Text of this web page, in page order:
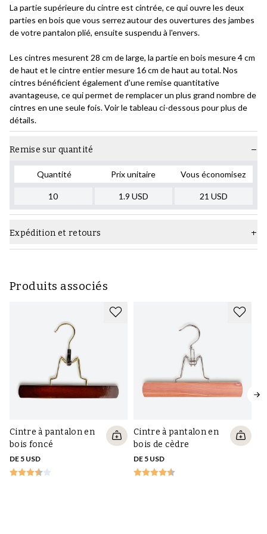
La partie supérieure du cintre est cintrée, ce qui ouvre les deux
parties en bois que vous serrez autour des ouvertures des jambes
de votre pantalon plié, ensuite suspendu à l'envers.
Les cintres mesurent 28 cm de large, la partie en bois mesure 4 cm
de haut et le cintre entier mesure 16 cm de haut au total. Nos
cintres bénéficient également d'une remise quantitative
avantageuse, ce qui permet de remplacer un plus grand nombre de
cintres en une seule fois. Voir le tableau ci-dessous pour plus de
détails.
Remise sur quantité
Quantité Prix unitaire Vous économisez
10 1.9 USD 21 USD
Expédition et retours
Produits associés
Cintre à pantalon en
bois foncé
DE 5 USD
Cintre à pantalon en
bois de cèdre
DE 5 USD